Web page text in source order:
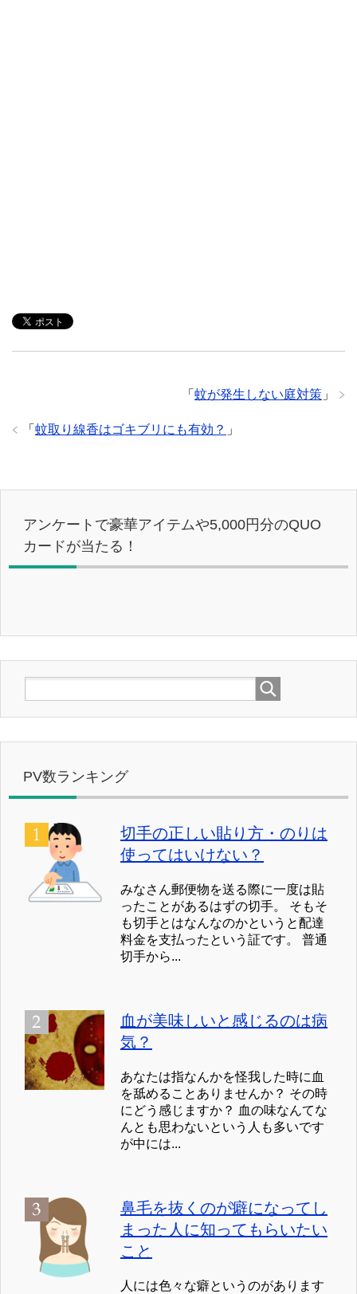
「 蚊が発生しない庭対策 」
「 蚊取り線香はゴキブリにも有効？ 」
アンケートで豪華アイテムや5,000円分のQUO
カードが当たる！
PV数ランキング
切手の正しい貼り方・のりは
使ってはいけない？
みなさん郵便物を送る際に一度は貼
ったことがあるはずの切手。 そもそ
も切手とはなんなのかというと配達
料金を支払ったという証です。 普通
切手から...
血が美味しいと感じるのは病
気？
あなたは指なんかを怪我した時に血
を舐めることありませんか？ その時
にどう感じますか？ 血の味なんてな
んとも思わないという人も多いです
が中には...
鼻毛を抜くのが癖になってし
まった人に知ってもらいたい
こと
人には色々な癖というのがあります